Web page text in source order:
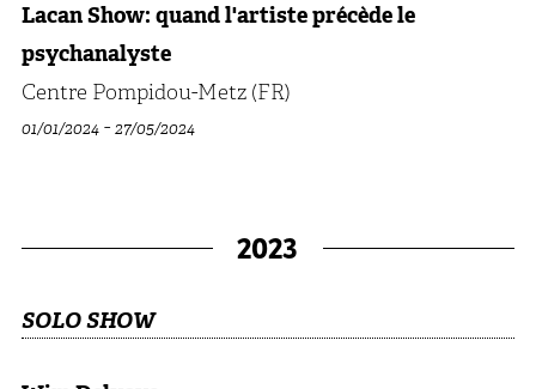
Lacan Show: quand l'artiste précède le
psychanalyste
Centre Pompidou-Metz (FR)
01/01/2024-27/05/2024
2023
SOLO SHOW